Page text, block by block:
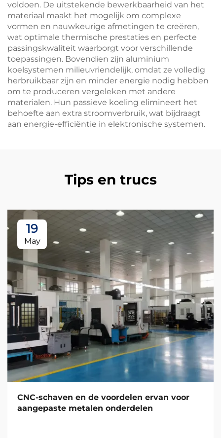
voldoen. De uitstekende bewerkbaarheid van het
materiaal maakt het mogelijk om complexe
vormen en nauwkeurige afmetingen te creëren,
wat optimale thermische prestaties en perfecte
passingskwaliteit waarborgt voor verschillende
toepassingen. Bovendien zijn aluminium
koelsystemen milieuvriendelijk, omdat ze volledig
herbruikbaar zijn en minder energie nodig hebben
om te produceren vergeleken met andere
materialen. Hun passieve koeling elimineert het
behoefte aan extra stroomverbruik, wat bijdraagt
aan energie-efficiëntie in elektronische systemen.
Tips en trucs
19
May
CNC-schaven en de voordelen ervan voor
aangepaste metalen onderdelen